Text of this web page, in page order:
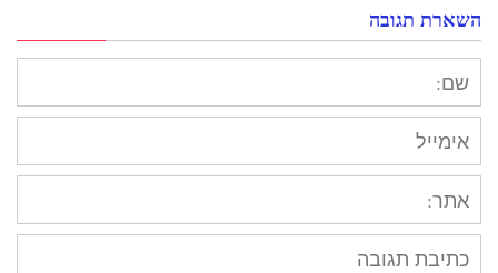
השארת תגובה